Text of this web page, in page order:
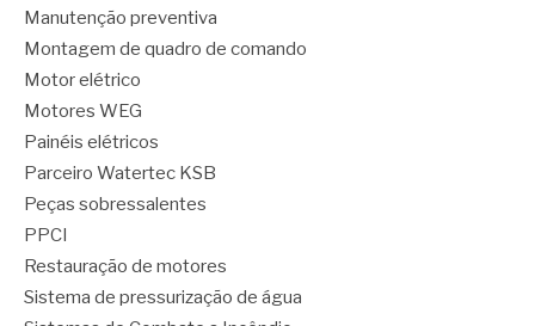
Manutenção preventiva
Montagem de quadro de comando
Motor elétrico
Motores WEG
Painéis elétricos
Parceiro Watertec KSB
Peças sobressalentes
PPCI
Restauração de motores
Sistema de pressurização de água